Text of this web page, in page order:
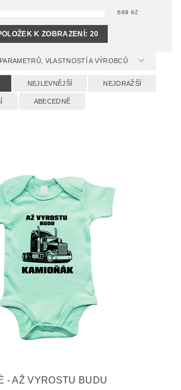
669 Kč
K ZOBRAZENÍ: 20
VLASTNOSTÍ A VÝROBCŮ
NEJLEVNĚJŠÍ NEJDRAŽŠÍ
ABECEDNĚ
- AŽ VYROSTU BUDU